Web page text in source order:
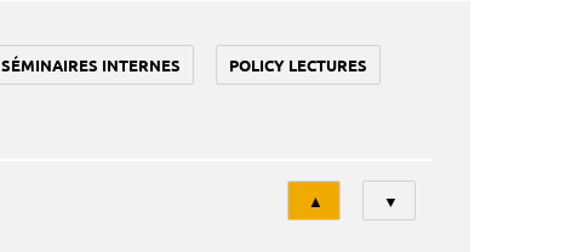
SÉMINAIRES INTERNES POLICY LECTURES
Tri
▲ ▼